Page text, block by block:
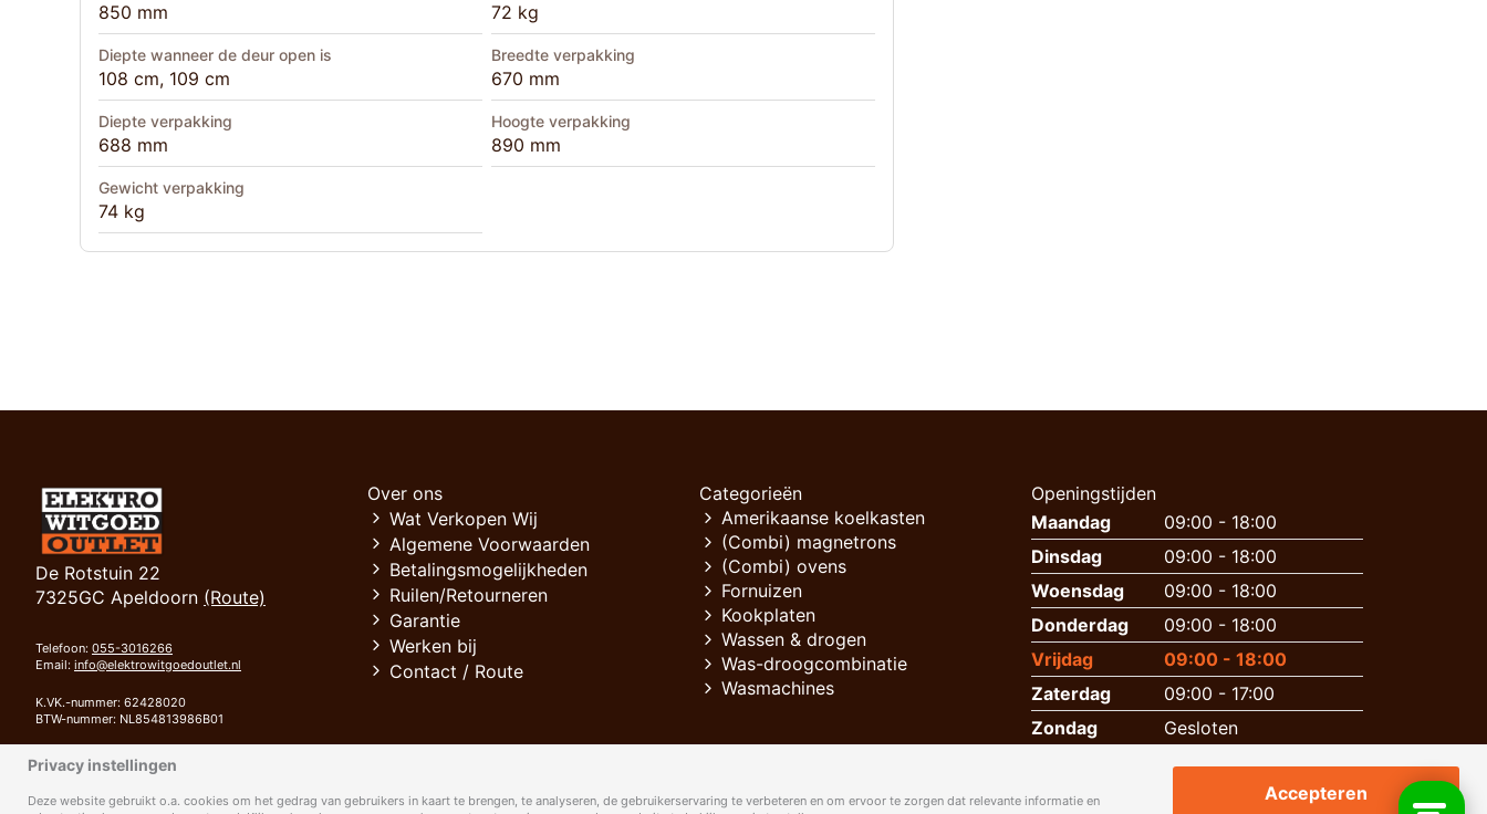
850 mm 72 kg
Diepte wanneer de deur open is
108 cm, 109 cm
Breedte verpakking
670 mm
Diepte verpakking
688 mm
Hoogte verpakking
890 mm
Gewicht verpakking
74 kg
De Rotstuin 22
7325GC Apeldoorn (Route)
Telefoon: 055-3016266
Email: info@elektrowitgoedoutlet.nl
K.VK.-nummer: 62428020
BTW-nummer: NL854813986B01
Bank: RABOBANK
IBAN: NL94 RABO 0372 4111 42
Over ons
Wat Verkopen Wij
Algemene Voorwaarden
Betalingsmogelijkheden
Ruilen/Retourneren
Garantie
Werken bij
Contact / Route
Categorieën
Amerikaanse koelkasten
(Combi) magnetrons
(Combi) ovens
Fornuizen
Kookplaten
Wassen & drogen
Was-droogcombinatie
Wasmachines
Openingstijden
Maandag
09:00 - 18:00
Dinsdag
09:00 - 18:00
Woensdag
09:00 - 18:00
Donderdag
09:00 - 18:00
Vrijdag
09:00 - 18:00
Zaterdag
09:00 - 17:00
Zondag
Gesloten
Privacy instellingen
Deze website gebruikt o.a. cookies om het gedrag van gebruikers in kaart te brengen, te analyseren, de gebruikerservaring te verbeteren en om ervoor te zorgen dat relevante informatie en
Accepteren